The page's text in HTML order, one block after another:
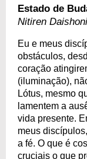
Estado de
Nitiren
Eu e meus
obstáculos,
coração
(iluminação),
Lótus, mesmo
lamentem a
vida presente.
meus
a fé. O que é
cruciais o que